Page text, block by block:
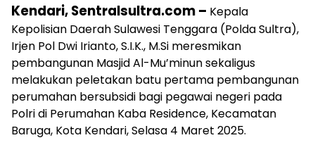
Kendari, Sentralsultra.com – Kepala
Kepolisian Daerah Sulawesi Tenggara (Polda Sultra),
Irjen Pol Dwi Irianto, S.I.K., M.Si meresmikan
pembangunan Masjid Al-Mu’minun sekaligus
melakukan peletakan batu pertama pembangunan
perumahan bersubsidi bagi pegawai negeri pada
Polri di Perumahan Kaba Residence, Kecamatan
Baruga, Kota Kendari, Selasa 4 Maret 2025.